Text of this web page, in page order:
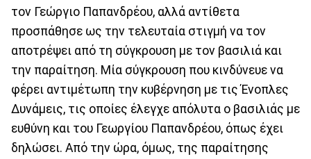
τον Γεώργιο Παπανδρέου, αλλά αντίθετα
προσπάθησε ως την τελευταία στιγμή να τον
αποτρέψει από τη σύγκρουση με τον βασιλιά και
την παραίτηση. Μία σύγκρουση που κινδύνευε να
φέρει αντιμέτωπη την κυβέρνηση με τις Ένοπλες
Δυνάμεις, τις οποίες έλεγχε απόλυτα ο βασιλιάς με
ευθύνη και του Γεωργίου Παπανδρέου, όπως έχει
δηλώσει. Από την ώρα, όμως, της παραίτησης